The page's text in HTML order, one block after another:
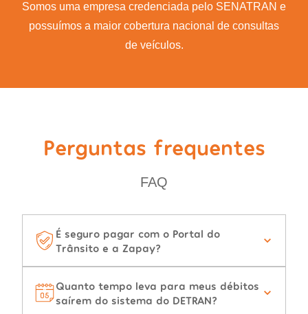
Somos uma empresa credenciada pelo SENATRAN e
possuímos a maior cobertura nacional de consultas
de veículos.
Perguntas frequentes
FAQ
É seguro pagar com o Portal do
Trânsito e a Zapay?
Quanto tempo leva para meus débitos
saírem do sistema do DETRAN?